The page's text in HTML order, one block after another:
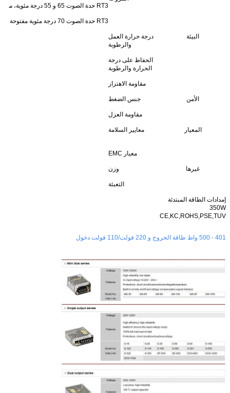
RT3 حدة الصوت 65 و 55 درجة مئوية، مروحة مفتوحة أكثر من 80 درجة مئوية، السلطات: قطع الخروج (12 إلى 15 فولت)
RT3 حدة الصوت 70 درجة مئوية مفتوحة أكثر من 60 درجة مئوية مروحة، رياح، 85 درجة مئوية مغلقة: مخرج السلطات (24 إلى 48 فولت)
البيئة
درجة حرارة العمل
والرطوبة
الحفاظ على درجة
الحرارة والرطوبة
مقاومة الاهتزاز
الأمن جنس الضغط
مقاومة العزل
المعيار معايير السلامة
معيار EMC
غيرها وزن
التعبئة
إمدادات الطاقة المبتدئة
350W
CE,KC,ROHS,PSE,TUV
401 - 500 واط طاقة الخروج و 220 فولت/110 فولت دخول